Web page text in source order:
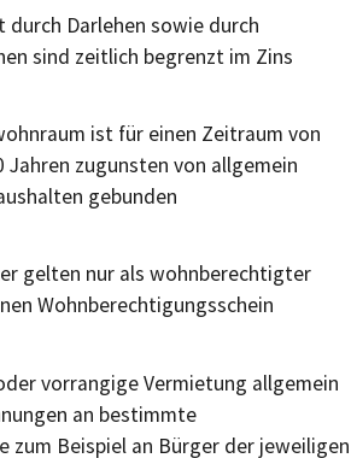
Darlehen sowie durch
sind zeitlich begrenzt im Zins
ist für einen Zeitraum von
Jahren zugunsten von allgemein
gebunden
gelten nur als wohnberechtigter
Wohnberechtigungsschein
vorrangige Vermietung allgemein
an bestimmte
zum Beispiel an Bürger der jeweiligen